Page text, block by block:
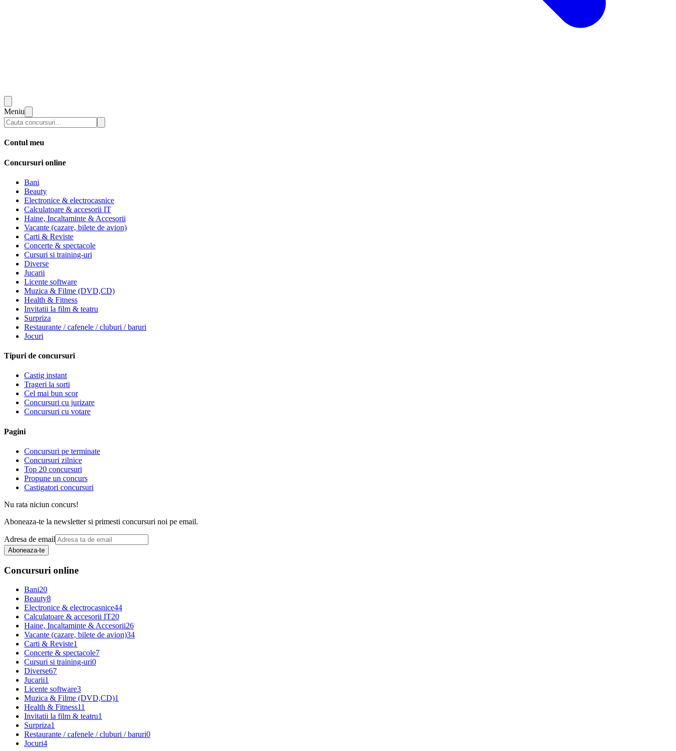
Meniu
Contul meu
Concursuri online
Bani
Beauty
Electronice & electrocasnice
Calculatoare & accesorii IT
Haine, Incaltaminte & Accesorii
Vacante (cazare, bilete de avion)
Carti & Reviste
Concerte & spectacole
Cursuri si training-uri
Diverse
Jucarii
Licente software
Muzica & Filme (DVD,CD)
Health & Fitness
Invitatii la film & teatru
Surpriza
Restaurante / cafenele / cluburi / baruri
Jocuri
Tipuri de concursuri
Castig instant
Trageri la sorti
Cel mai bun scor
Concursuri cu jurizare
Concursuri cu votare
Pagini
Concursuri pe terminate
Concursuri zilnice
Top 20 concursuri
Propune un concurs
Castigatori concursuri
Nu rata niciun concurs!
Aboneaza-te la newsletter si primesti concursuri noi pe email.
Adresa de email
Aboneaza-te
Concursuri online
Bani20
Beauty8
Electronice & electrocasnice44
Calculatoare & accesorii IT20
Haine, Incaltaminte & Accesorii26
Vacante (cazare, bilete de avion)34
Carti & Reviste1
Concerte & spectacole7
Cursuri si training-uri0
Diverse67
Jucarii1
Licente software3
Muzica & Filme (DVD,CD)1
Health & Fitness11
Invitatii la film & teatru1
Surpriza1
Restaurante / cafenele / cluburi / baruri0
Jocuri4